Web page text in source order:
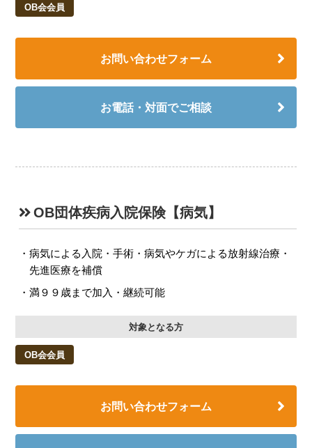
OB会会員
お問い合わせフォーム
お電話・対面でご相談
OB団体疾病入院保険【病気】
病気による入院・手術・病気やケガによる放射線治療・
先進医療を補償
満９９歳まで加入・継続可能
対象となる方
OB会会員
お問い合わせフォーム